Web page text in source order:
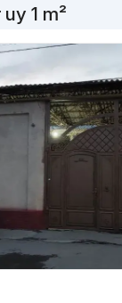
1 m²